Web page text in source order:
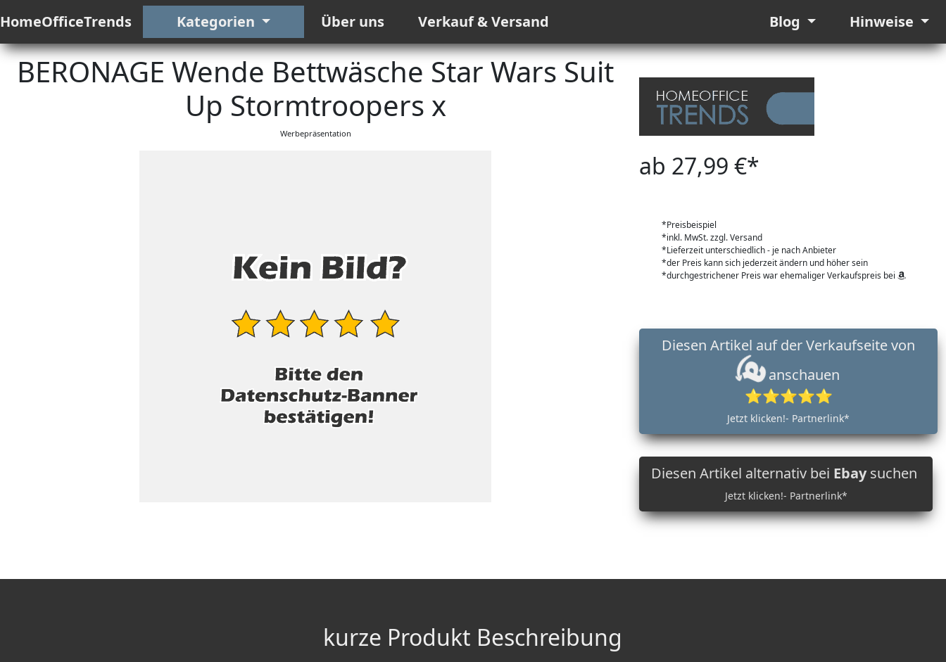
HomeOfficeTrends Kategorien Über uns Verkauf & Versand Blog Hinweise
BERONAGE Wende Bettwäsche Star Wars Suit
Up Stormtroopers x
Werbepräsentation
ab 27,99 €*
*Preisbeispiel
*inkl. MwSt. zzgl. Versand
*Lieferzeit unterschiedlich - je nach Anbieter
*der Preis kann sich jederzeit ändern und höher sein
*durchgestrichener Preis war ehemaliger Verkaufspreis bei
anschauen
⭐⭐⭐⭐⭐
Jetzt klicken!- Partnerlink*
Diesen Artikel alternativ bei Ebaysuchen
Jetzt klicken!- Partnerlink*
kurze Produkt Beschreibung